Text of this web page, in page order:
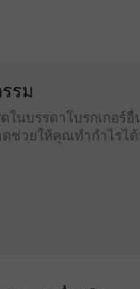
รม
ในบรรดาโบรกเกอร์
ดช่วยให้คุณทำกำไรไ